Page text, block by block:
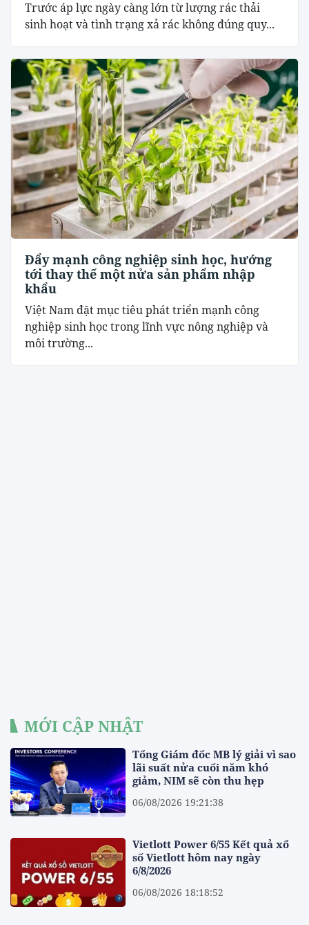
Trước áp lực ngày càng lớn từ lượng rác thải
sinh hoạt và tình trạng xả rác không đúng quy...
Đẩy mạnh công nghiệp sinh học, hướng
tới thay thế một nửa sản phẩm nhập
khẩu
Việt Nam đặt mục tiêu phát triển mạnh công
nghiệp sinh học trong lĩnh vực nông nghiệp và
môi trường...
MỚI CẬP NHẬT
Tổng Giám đốc MB lý giải vì sao
lãi suất nửa cuối năm khó
giảm, NIM sẽ còn thu hẹp
06/08/2026 19:21:38
Vietlott Power 6/55 Kết quả xổ
số Vietlott hôm nay ngày
6/8/2026
06/08/2026 18:18:52